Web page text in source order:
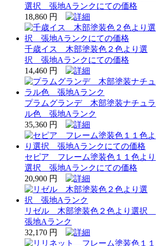
選択 張地Aランクにての価格
18,860 円
千歳イス 木部塗装色２色より選
択 張地Aランクにての価格
14,460 円
プラムグランデ 木部塗装ナチュラ
ル色 張地Aランク
35,360 円
セピア フレーム塗装色１１色より
選択 張地Aランクにての価格
20,900 円
リゼル 木部塗装色２色より選択
張地Aランク
32,170 円